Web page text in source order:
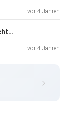
vor 4 Jahren
EP. 1: Was ist das Wissenschaftsrecht? Und: Wissenschaftsfreiheit vs. andere Rechtsmaterien - die Wissenschaftsfreiheit als Supergrundrecht?
vor 4 Jahren